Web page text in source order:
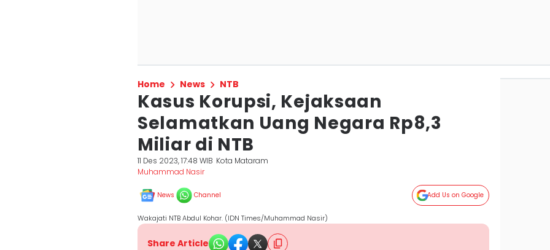
Home News NTB
Kasus Korupsi, Kejaksaan
Selamatkan Uang Negara Rp8,3
Miliar di NTB
11 Des 2023, 17:48 WIB Kota Mataram
Muhammad Nasir
News Channel Add Us on Google
Wakajati NTB Abdul Kohar. (IDN Times/Muhammad Nasir)
Share Article